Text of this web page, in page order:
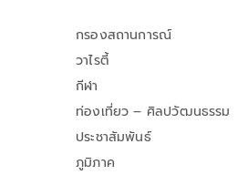
กรองสถานการณ์
วาไรตี้
กีฬา
ท่องเที่ยว – ศิลปวัฒนธรรม
ประชาสัมพันธ์
ภูมิภาค